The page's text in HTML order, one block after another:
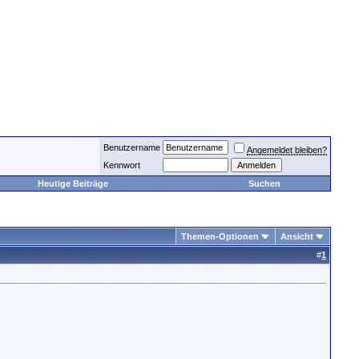
Benutzername
Angemeldet bleiben?
Kennwort
Heutige Beiträge
Suchen
Themen-Optionen
Ansicht
#1